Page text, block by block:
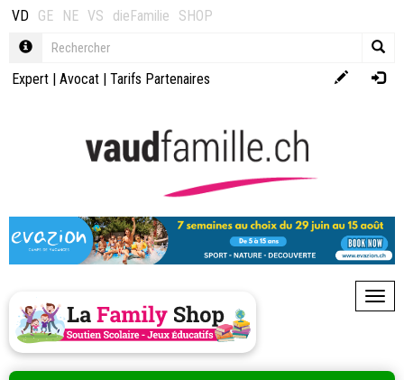
VD GE NE VS dieFamilie SHOP
Expert | Avocat | Tarifs Partenaires